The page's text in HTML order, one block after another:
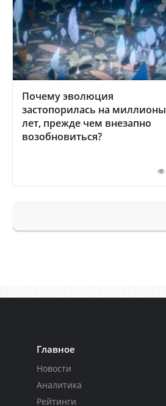
Почему эволюция
застопорилась на миллионы
лет, прежде чем внезапно
возобновиться?
Главное
Новости
Аналитика
Рейтинги